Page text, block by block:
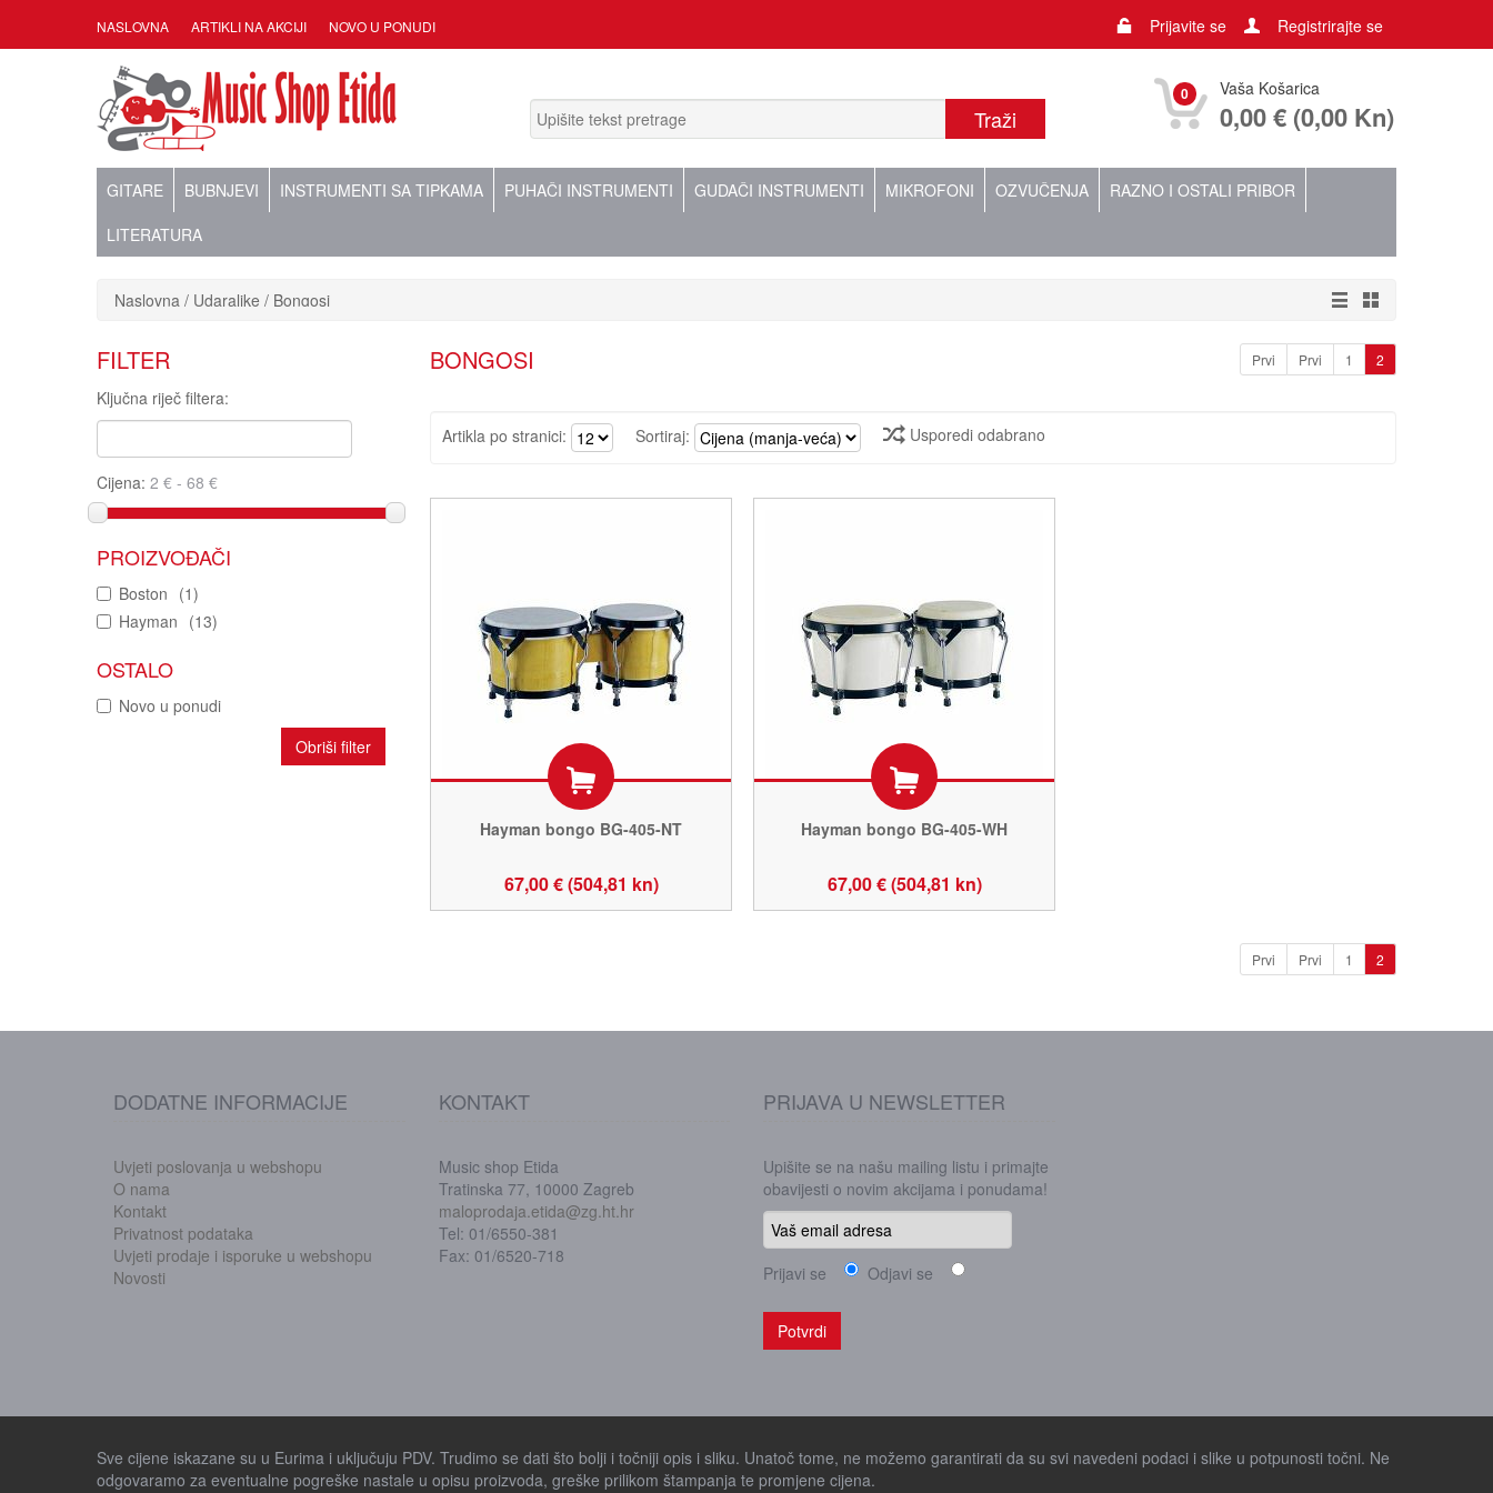
NASLOVNA ARTIKLI NA AKCIJI NOVO U PONUDI Prijavite se Registrirajte se
0 Vaša Košarica
0,00 € (0,00 Kn)
GITARE BUBNJEVI INSTRUMENTI SA TIPKAMA PUHAČI INSTRUMENTI GUDAČI INSTRUMENTI MIKROFONI OZVUČENJA
RAZNO I OSTALI PRIBOR
LITERATURA
Naslovna Udaraljke Bongosi
FILTER
Ključna riječ filtera:
Cijena:
PROIZVOĐAČI
Boston (1)
Hayman (13)
OSTALO
Novo u ponudi
Obriši filter
BONGOSI Prvi Prvi 1 2
Artikla po stranici: Sortiraj: Usporedi odabrano
Hayman bongo BG-405-NT
67,00 € (504,81 kn)
Hayman bongo BG-405-WH
67,00 € (504,81 kn)
Prvi Prvi 1 2
DODATNE INFORMACIJE
Uvjeti poslovanja u webshopu
O nama
Kontakt
Privatnost podataka
Uvjeti prodaje i isporuke u webshopu
Novosti
KONTAKT
Music shop Etida
Tratinska 77, 10000 Zagreb
maloprodaja.etida@zg.ht.hr
Tel: 01/6550-381
Fax: 01/6520-718
PRIJAVA U NEWSLETTER
Upišite se na našu mailing listu i primajte
obavijesti o novim akcijama i ponudama!
Prijavi se Odjavi se
Sve cijene iskazane su u Eurima i uključuju PDV. Trudimo se dati što bolji i točniji opis i sliku. Unatoč tome, ne možemo garantirati da su svi navedeni podaci i slike u potpunosti točni. Ne
odgovaramo za eventualne pogreške nastale u opisu proizvoda, greške prilikom štampanja te promjene cijena.